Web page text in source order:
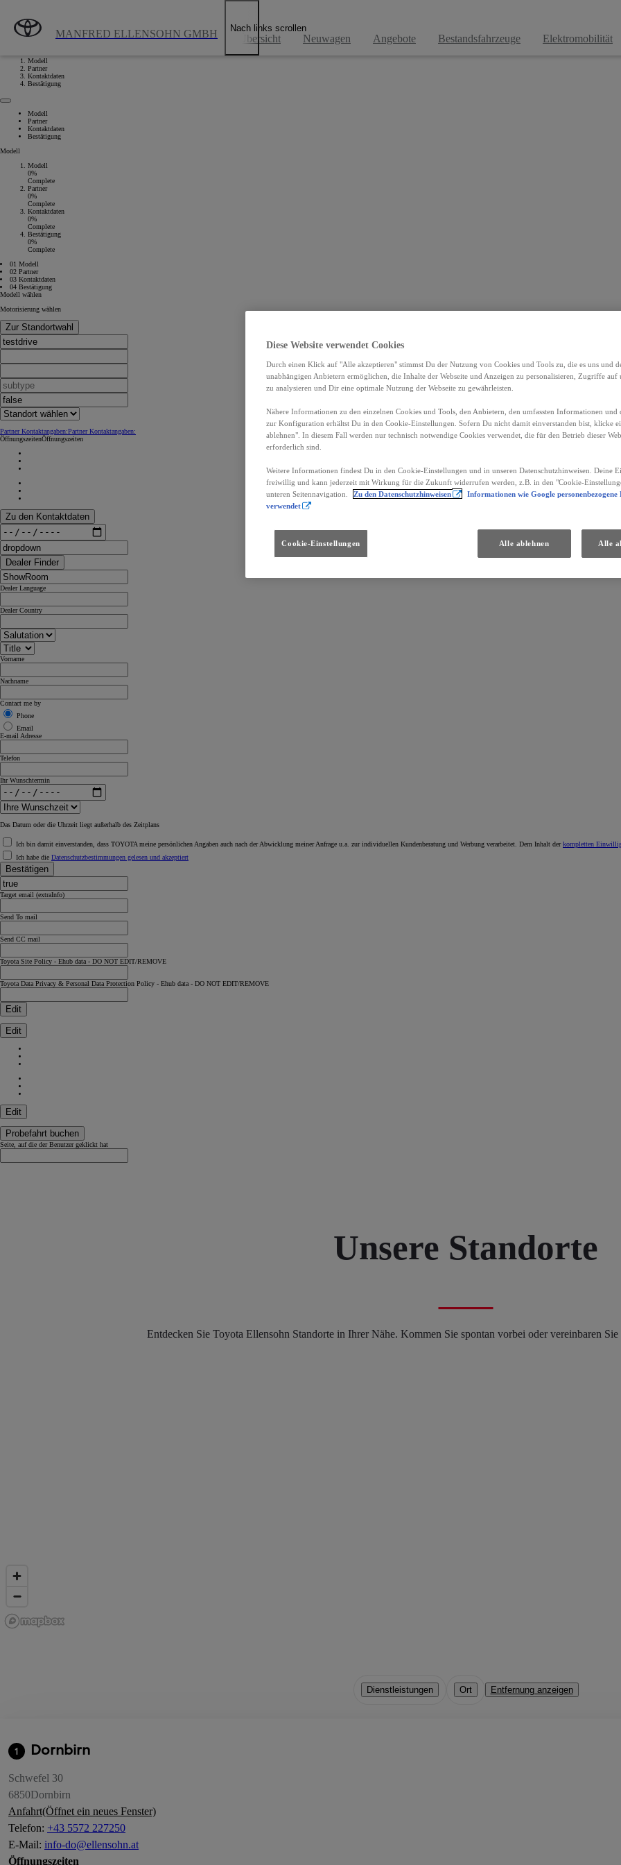
MANFRED ELLENSOHN GMBH Übersicht Neuwagen Angebote Bestandsfahrzeuge Elektromobilität
Nach links scrollen
Testen Sie Ihren Wunsch-Toyota ganz unverbindlich.
Modell
Partner
Kontaktdaten
Bestätigung
Modell
Partner
Kontaktdaten
Bestätigung
Modell
Modell
0%
Complete
Partner
0%
Complete
Kontaktdaten
0%
Complete
Bestätigung
0%
Complete
01 Modell
02 Partner
03 Kontaktdaten
04 Bestätigung
Modell wählen
Motorisierung wählen
Zur Standortwahl
Partner Kontaktangaben:Partner Kontaktangaben:
ÖffnungszeitenÖffnungszeiten
Zu den Kontaktdaten
Dealer Finder
Dealer Language
Dealer Country
Vorname
Nachname
Contact me by
Phone
Email
E-mail Adresse
Telefon
Ihr Wunschtermin
Das Datum oder die Uhrzeit liegt außerhalb des Zeitplans
Ich bin damit einverstanden, dass TOYOTA meine persönlichen Angaben auch nach der Abwicklung meiner Anfrage u.a. zur individuellen Kundenberatung und Werbung verarbeitet. Dem Inhalt derkompletten
Ich habe die Datenschutzbestimmungen gelesen und akzeptiert
Bestätigen
Target email (extraInfo)
Send To mail
Send CC mail
Toyota Site Policy - Ehub data - DO NOT EDIT/REMOVE
Toyota Data Privacy & Personal Data Protection Policy - Ehub data - DO NOT EDIT/REMOVE
Edit
Edit
Edit
Probefahrt buchen
Seite, auf die der Benutzer geklickt hat
Unsere Standorte
Entdecken Sie Toyota Ellensohn Standorte in Ihrer Nähe. Kommen Sie spontan vorbei oder vereinbaren
Dienstleistungen Ort Entfernung anzeigen
1 Dornbirn
Schwefel 30
6850Dornbirn
Anfahrt(Öffnet ein neues Fenster)
Telefon: +43 5572 227250
E-Mail: info-do@ellensohn.at
Öffnungszeiten
Diese Website verwendet Cookies
Durch einen Klick auf "Alle akzeptieren" stimmst Du der Nutzung von Cookies und Tools zu, die es uns und
unabhängigen Anbietern ermöglichen, die Inhalte der Webseite und Anzeigen zu personalisieren, Zugriffe auf
zu analysieren und Dir eine optimale Nutzung der Webseite zu gewährleisten.
Nähere Informationen zu den einzelnen Cookies und Tools, den Anbietern, den umfassten Informationen
zur Konfiguration erhältst Du in den Cookie-Einstellungen. Sofern Du nicht damit einverstanden bist, klicke
ablehnen". In diesem Fall werden nur technisch notwendige Cookies verwendet, die für den Betrieb dieser
erforderlich sind.
Weitere Informationen findest Du in den Cookie-Einstellungen und in unseren Datenschutzhinweisen. Deine
freiwillig und kann jederzeit mit Wirkung für die Zukunft widerrufen werden, z.B. in den "Cookie-
unteren Seitennavigation.
Zu den Datenschutzhinweisen
Informationen wie Google personenbezogene
verwendet
Cookie-Einstellungen Alle ablehnen Alle